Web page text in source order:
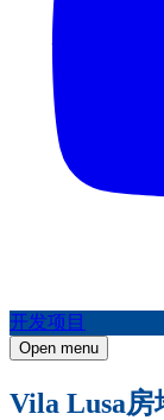
开发项目
Open menu
Vila Lusa房